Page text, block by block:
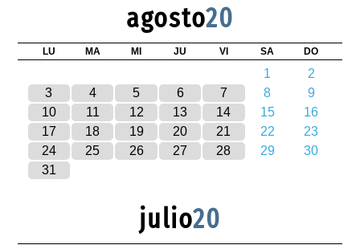
agosto20
LU MA MI JU VI SA DO
1
2
3
4 5 6 7 8
9
10
11 12 13 14 15
16
17
18 19 20 21 22
23
24
25 26 27 28 29
30
31
julio20